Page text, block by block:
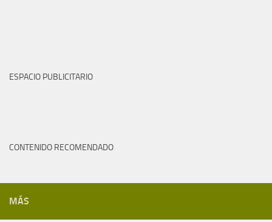
ESPACIO PUBLICITARIO
CONTENIDO RECOMENDADO
MÁS